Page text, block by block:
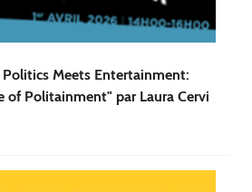
Meets Entertainment:
of Politainment" par Laura Cervi